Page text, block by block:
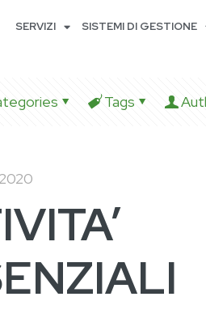
SERVIZI SISTEMI DI GESTIONE
Tags